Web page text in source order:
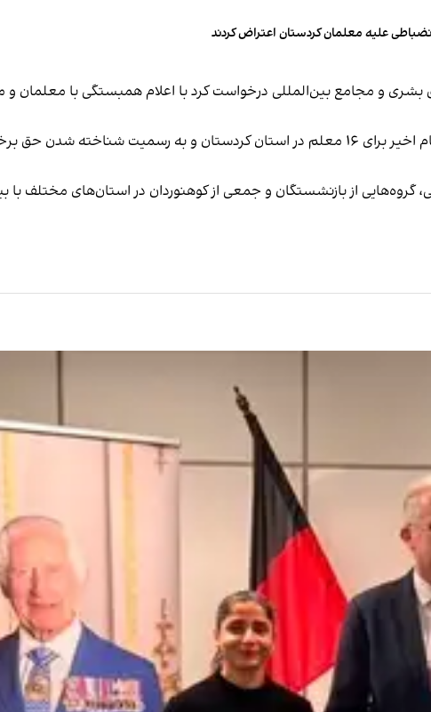
علیه معلمان کردستان اعتراض کردند
و مجامع بین‌المللی درخواست کرد با اعلام همبستگی با معلمان و
برنده جایزه نوبل صلح خواستار لغو فوری احکام صادر شده علیه معلمان، به‌ویژه احکام اخیر برای ۱۶ معلم در استان کردستان و
از بازنشستگان و جمعی از کوهنوردان در استان‌های مختلف با